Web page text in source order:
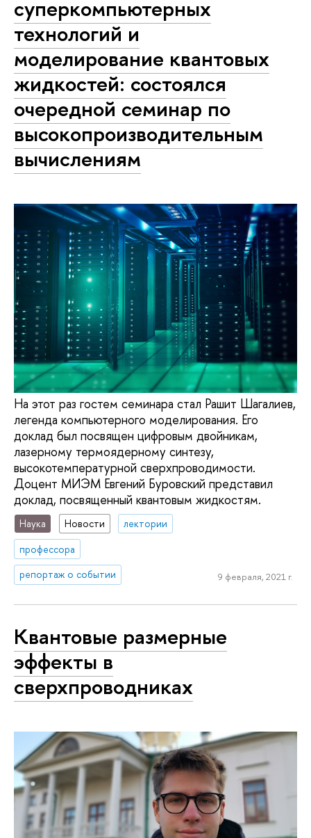
суперкомпьютерных
технологий и
моделирование квантовых
жидкостей: состоялся
очередной семинар по
высокопроизводительным
вычислениям
На этот раз гостем семинара стал Рашит Шагалиев,
легенда компьютерного моделирования. Его
доклад был посвящен цифровым двойникам,
лазерному термоядерному синтезу,
высокотемпературной сверхпроводимости.
Доцент МИЭМ Евгений Буровский представил
доклад, посвященный квантовым жидкостям.
Наука Новости
лектории
профессора
репортаж о событии
9 февраля, 2021 г.
Квантовые размерные
эффекты в
сверхпроводниках